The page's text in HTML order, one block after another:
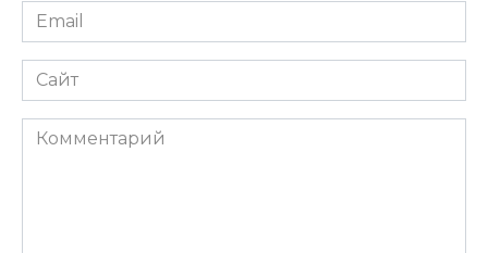
Email
Сайт
Комментарий